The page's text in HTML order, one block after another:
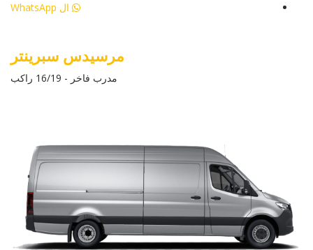
ال WhatsApp
مرسيدس سبرينتر
مدرب فاخر - 16/19 راكب